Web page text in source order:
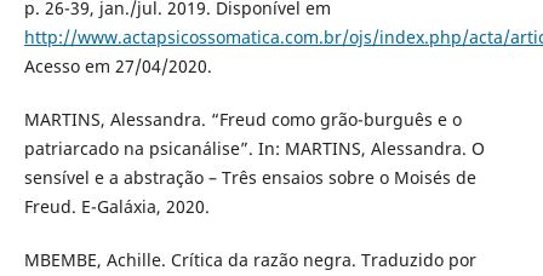
p. 26-39, jan./jul. 2019. Disponível em
http://www.actapsicossomatica.com.br/ojs/index.php/acta/
Acesso em 27/04/2020.
MARTINS, Alessandra. “Freud como grão-burguês e o
patriarcado na psicanálise”. In: MARTINS, Alessandra. O
sensível e a abstração – Três ensaios sobre o Moisés de
Freud. E-Galáxia, 2020.
MBEMBE, Achille. Crítica da razão negra. Traduzido por